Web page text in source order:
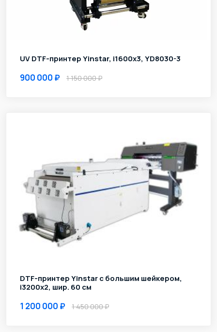
UV DTF-принтер Yinstar, i1600x3, YD8030-3
900 000 1 150 000
DTF-принтер Yinstar с большим шейкером,
i3200х2, шир. 60 см
1 200 000 1 450 000